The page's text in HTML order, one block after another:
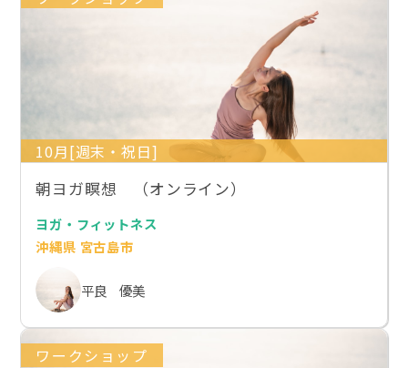
10月[週末・祝日]
朝ヨガ瞑想 （オンライン）
ヨガ・フィットネス
沖縄県 宮古島市
平良 優美
ワークショップ